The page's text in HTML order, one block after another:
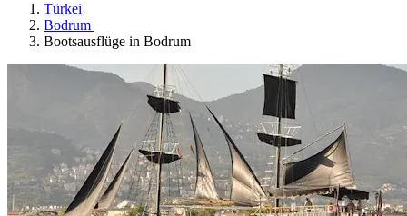
Türkei
Bodrum
Bootsausflüge in Bodrum